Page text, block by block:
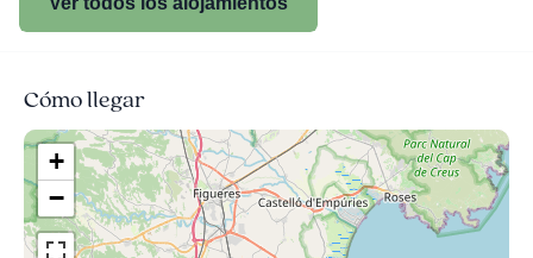
Cómo llegar
+
−